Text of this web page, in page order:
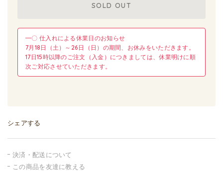
SOLD OUT
━〇 仕入れによる休業日のお知らせ
7月18日（土）～26日（日）の期間、お休みをいただきます。
17日15時以降のご注文（入金）につきましては、休業明けに順
次ご対応させていただきます。
シェアする
決済・配送について
この商品を友達に教える